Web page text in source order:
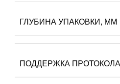
ГЛУБИНА УПАКОВКИ, ММ
ПОДДЕРЖКА ПРОТОКОЛА